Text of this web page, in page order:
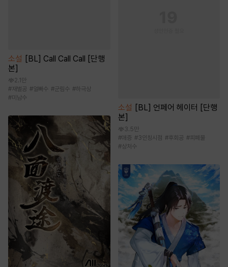
소설 [BL] Call Call Call [단행
본]
2.1만
# 재벌공 #얼빠수 #군림수 #하극상
#미남수
소설
[BL] 언페어 헤이터 [단행
본]
3.5만
#애증 #3인칭시점 #후회공 #피폐물
#상처수